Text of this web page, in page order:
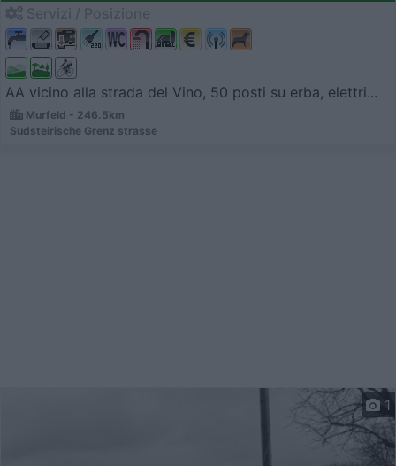
AA vicino alla strada del Vino, 50 posti su erba, elettri...
Murfeld - 246.5km
Sudsteirische Grenz strasse
1